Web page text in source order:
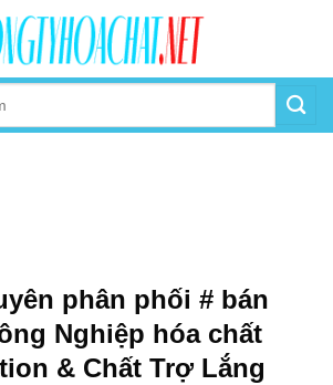
phân phối # bán
Nghiệp hóa chất
& Chất Trợ Lắng